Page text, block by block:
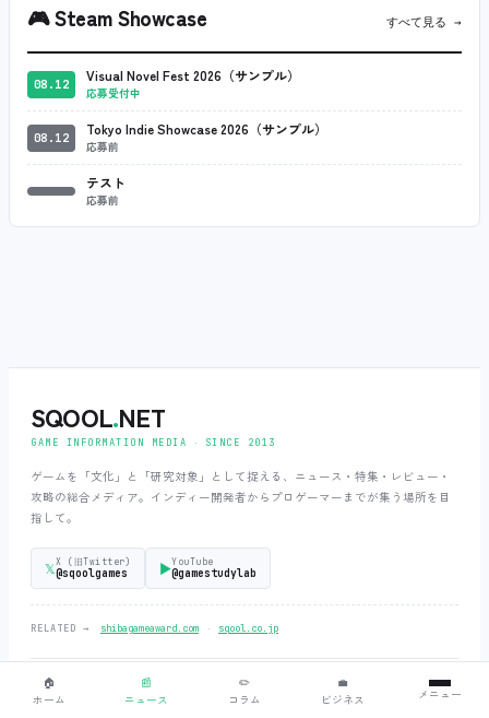
🎮Steam Showcase すべて見る →
08.12 Visual Novel Fest 2026（サンプル）
応募受付中
08.12 Tokyo Indie Showcase 2026（サンプル）
応募前
テスト
応募前
SQOOL.NET
GAME INFORMATION MEDIA ‧ SINCE 2013
ゲームを「文化」と「研究対象」として捉える、ニュース・特集・レビュー・
攻略の総合メディア。インディー開発者からプロゲーマーまでが集う場所を目
指して。
𝕏X (旧Twitter)
@sqoolgames ▶YouTube
@gamestudylab
RELATED → shibagameaward.com ‧ sqool.co.jp
§ CATEGORIES カテゴリ ＋
🏠
ホーム
📰
ニュース
✏️
コラム
💼
ビジネス
メニュー